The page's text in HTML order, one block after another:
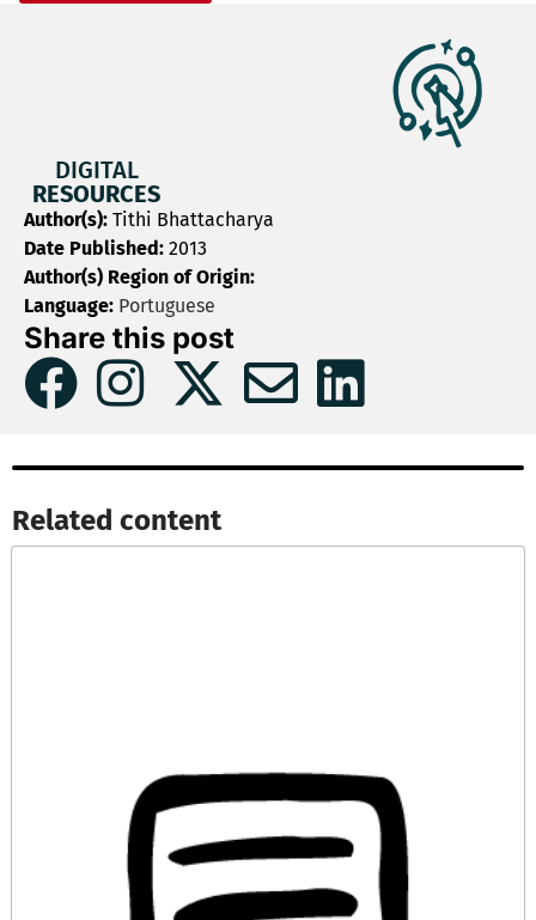
DIGITAL
RESOURCES
Author(s): Tithi Bhattacharya
Date Published: 2013
Author(s) Region of Origin:
Language: Portuguese
Share this post
Related content​